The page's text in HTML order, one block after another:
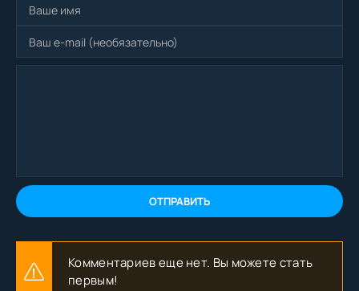
ОТПРАВИТЬ
Комментариев еще нет. Вы можете стать
первым!